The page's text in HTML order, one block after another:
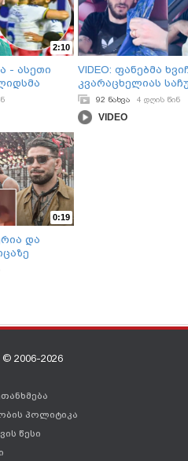
2:10
- ასეთი
VIDEO: ფანებმა
კვარაცხელიას
გაუკეთეს
92 ნახვა 4 დღის წინ
VIDEO
0:19
და
© 2006-2026
პოლიტიკა
წესი